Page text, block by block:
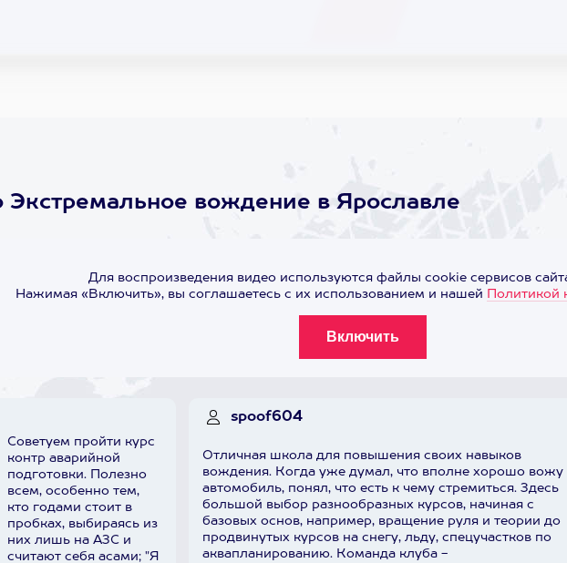
Экстремальное вождение в Ярославле
Для воспроизведения видео используются файлы cookie сервисов
Нажимая «Включить», вы соглашаетесь с их использованием и нашей Политикой
Советуем пройти курс
контр аварийной
подготовки. Полезно
всем, особенно тем,
кто годами стоит в
пробках, выбираясь из
них лишь на АЗС и
считают себя асами; "Я
spoof604
Отличная школа для повышения своих навыков
вождения. Когда уже думал, что вполне хорошо вожу
автомобиль, понял, что есть к чему стремиться. Здесь
большой выбор разнообразных курсов, начиная с
базовых основ, например, вращение руля и теории до
продвинутых курсов на снегу, льду, спецучастков по
аквапланированию. Команда клуба -